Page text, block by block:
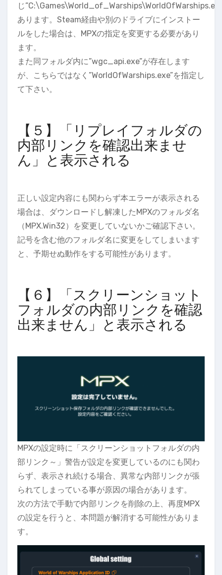
じ
あります。Steam経由や別のドライブにインストー
ルをした場合は、MPXの指定を変更する必要があり
ます。
また同フォルダ内に”wgc_api.exe”が存在します
が、こちらではなく”WorldOfWarships.exe”を指定し
て下さい。
【５】「リプレイフォルダの
内部リンクを確認出来ませ
ん」と表示される
正しい設定内容にも関わらず本エラーが表示される
場合は、ダウンロードし解凍したMPXのフォルダ名
（MPX.Win32）を変更していないかご確認下さい。
記号を含む他のフォルダ名に変更をしてしまいます
と、予期せぬ動作をする可能性があります。
【６】「スクリーンショット
フォルダの内部リンクを確認
出来ません」と表示される
MPXの設定時に「スクリーンショットフォルダの内
部リンク～」警告が設定を変更しているのにも関わ
らず、表示され続ける場合、異常な内部リンクが張
られてしまっている事が原因の場合があります。
次の方法で手動で内部リンクを削除の上、再度MPX
の設定を行うと、本問題が解消する可能性がありま
す。